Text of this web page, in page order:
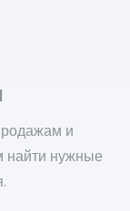
и
найти нужные